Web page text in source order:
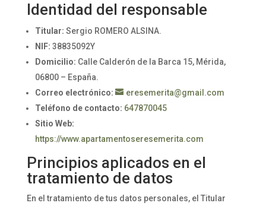
Identidad del responsable
Titular: Sergio ROMERO ALSINA.
NIF: 38835092Y
Domicilio: Calle Calderón de la Barca 15, Mérida,
06800 – España.
Correo electrónico:
eresemerita@gmail.com
Teléfono de contacto: 647870045
Sitio Web:
https://www.apartamentoseresemerita.com
Principios aplicados en el
tratamiento de datos
En el tratamiento de tus datos personales, el Titular